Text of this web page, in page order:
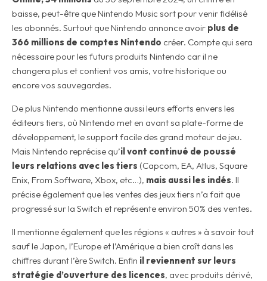
baisse, peut-être que Nintendo Music sort pour venir fidélisé
les abonnés. Surtout que Nintendo annonce avoir plus de
366 millions de comptes Nintendo créer. Compte qui sera
nécessaire pour les futurs produits Nintendo car il ne
changera plus et contient vos amis, votre historique ou
encore vos sauvegardes.
De plus Nintendo mentionne aussi leurs efforts envers les
éditeurs tiers, où Nintendo met en avant sa plate-forme de
développement, le support facile des grand moteur de jeu.
Mais Nintendo reprécise qu’il vont continué de poussé
leurs relations avec les tiers (Capcom, EA, Atlus, Square
Enix, From Software, Xbox, etc…), mais aussi les indés. Il
précise également que les ventes des jeux tiers n’a fait que
progressé sur la Switch et représente environ 50% des ventes.
Il mentionne également que les régions « autres » à savoir tout
sauf le Japon, l’Europe et l’Amérique a bien croît dans les
chiffres durant l’ère Switch. Enfin il reviennent sur leurs
stratégie d’ouverture des licences, avec produits dérivé,